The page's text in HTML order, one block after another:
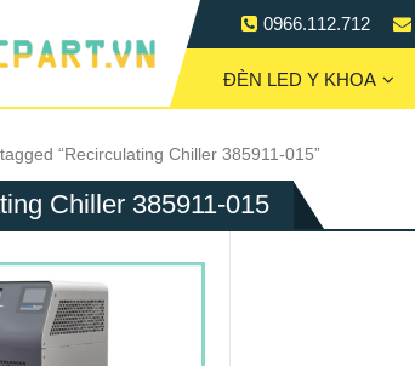
0966.112.712
ĐÈN LED Y KHOA
“Recirculating Chiller 385911-015”
Chiller 385911-015